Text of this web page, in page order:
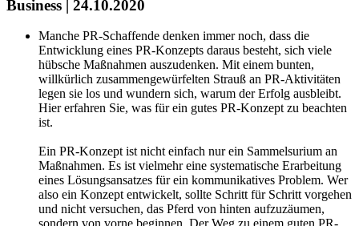
Business | 24.10.2020
Manche PR-Schaffende denken immer noch, dass die
Entwicklung eines PR-Konzepts daraus besteht, sich viele
hübsche Maßnahmen auszudenken. Mit einem bunten,
willkürlich zusammengewürfelten Strauß an PR-Aktivitäten
legen sie los und wundern sich, warum der Erfolg ausbleibt.
Hier erfahren Sie, was für ein gutes PR-Konzept zu beachten
ist.
Ein PR-Konzept ist nicht einfach nur ein Sammelsurium an
Maßnahmen. Es ist vielmehr eine systematische Erarbeitung
eines Lösungsansatzes für ein kommunikatives Problem. Wer
also ein Konzept entwickelt, sollte Schritt für Schritt vorgehen
und nicht versuchen, das Pferd von hinten aufzuzäumen,